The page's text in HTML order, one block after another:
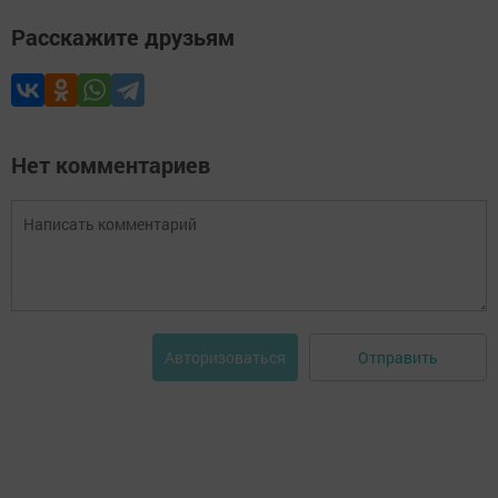
Расскажите друзьям
Нет комментариев
Авторизоваться Отправить